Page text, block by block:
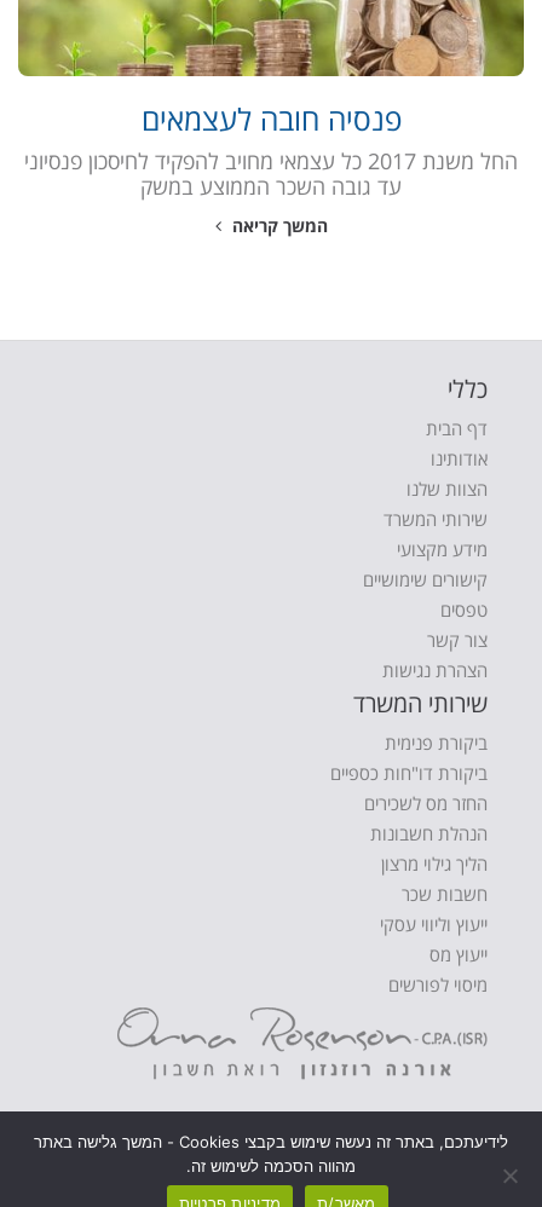
פנסיה חובה לעצמאים
החל משנת 2017 כל עצמאי מחויב להפקיד לחיסכון פנסיוני
עד גובה השכר הממוצע במשק
המשך קריאה
כללי
דף הבית
אודותינו
הצוות שלנו
שירותי המשרד
מידע מקצועי
קישורים שימושיים
טפסים
צור קשר
הצהרת נגישות
שירותי המשרד
ביקורת פנימית
ביקורת דו"חות כספיים
החזר מס לשכירים
הנהלת חשבונות
הליך גילוי מרצון
חשבות שכר
ייעוץ וליווי עסקי
ייעוץ מס
מיסוי לפורשים
© כל הזכויות שמורות משרד רו"ח אורנה רוזנזון
לידיעתכם, באתר זה נעשה שימוש בקבצי Cookies - המשך גלישה באתר
מהווה הסכמה לשימוש זה.
מאשר/ת
מדיניות פרטיות